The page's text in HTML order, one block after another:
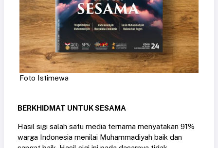
Foto Istimewa
BERKHIDMAT UNTUK SESAMA
Hasil sigi salah satu media ternama menyatakan 91%
warga Indonesia menilai Muhammadiyah baik dan